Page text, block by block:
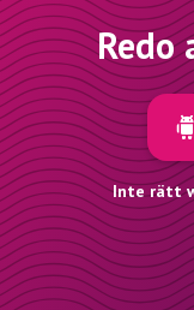
Redo
Inte rätt